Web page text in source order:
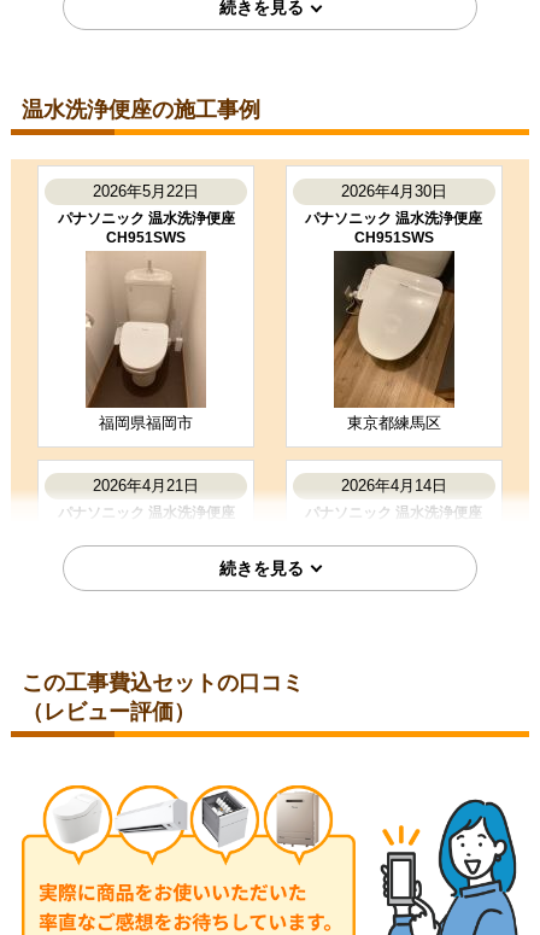
2026年6月6日
温水洗浄便座工事のお客様
TCF4714AK-SC1
コメント
丁寧で迅速な対応で工事時間も予定
通り進んでよかった。
（ご本人様より）
工事満足度 ★★★★★ 受注満足度 ★★★★☆
商品選定がしやすかった
工事に安心感を感じた
温水洗浄便座の施工事例
2026年5月22日
パナソニック 温水洗浄便座
CH951SWS
福岡県福岡市
2026年4月30日
パナソニック 温水洗浄便座
CH951SWS
東京都練馬区
2026年4月21日
パナソニック 温水洗浄便座
東京都練馬区
2026年4月14日
パナソニック 温水洗浄便座
パナソニック 温水洗浄便座
CH952SPF
パナソニック 温水洗浄便座 F-
WASH-ST-S-WHI
この工事費込セットの口コミ
（レビュー評価）